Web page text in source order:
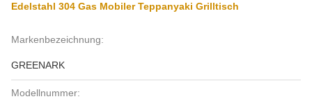
Edelstahl 304 Gas Mobiler Teppanyaki Grilltisch
Markenbezeichnung:
GREENARK
Modellnummer: